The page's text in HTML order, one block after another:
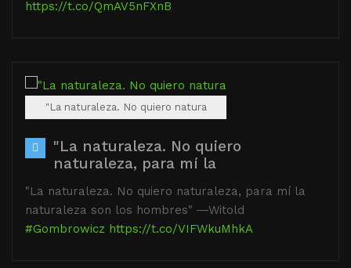
https://t.co/QmAV5nFXnB
"La naturaleza. No quiero natura
"La naturaleza. No quiero
naturaleza, para mí la
"La naturaleza. No quiero naturaleza, para mí la
naturaleza son los hombres" ―Witold
#Gombrowicz https://t.co/VIFWkuMhkA